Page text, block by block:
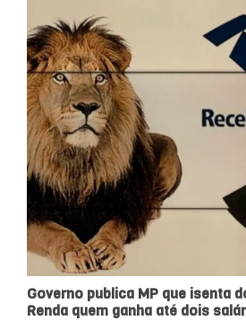
Governo publica MP que isenta
Renda quem ganha até dois